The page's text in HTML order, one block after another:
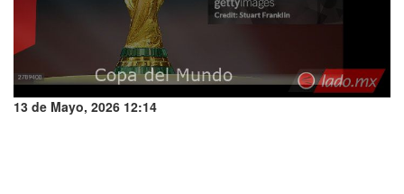
13 de Mayo, 2026 12:14